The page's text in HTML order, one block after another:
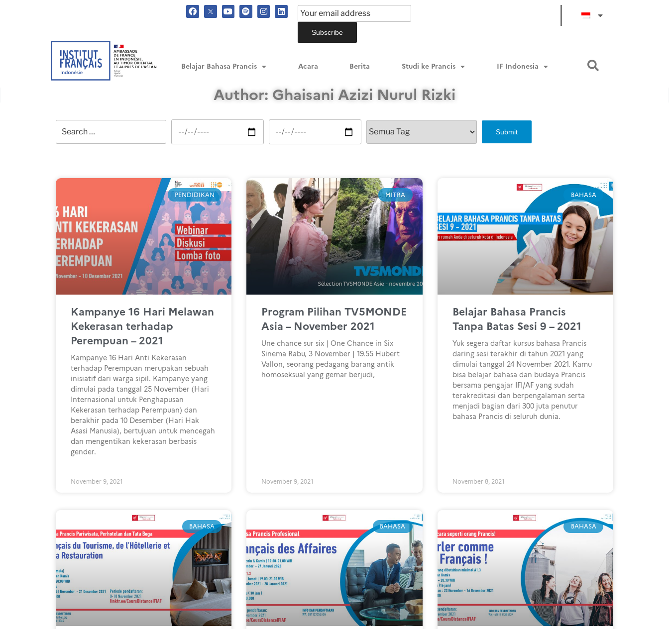
Belajar Bahasa Prancis Acara Berita Studi ke Prancis IF Indonesia
Author: Ghaisani Azizi Nurul Rizki
PENDIDIKAN
Kampanye 16 Hari Melawan
Kekerasan terhadap
Perempuan – 2021
Kampanye 16 Hari Anti Kekerasan
terhadap Perempuan merupakan sebuah
inisiatif dari warga sipil. Kampanye yang
dimulai pada tanggal 25 November (Hari
Internasional untuk Penghapusan
Kekerasan terhadap Perempuan) dan
berakhir pada 10 Desember (Hari Hak
Asasi Manusia), bertujuan untuk mencegah
dan mengentikan kekerasan berbasis
gender.
November 9, 2021
MITRA
Program Pilihan TV5MONDE
Asia – November 2021
Une chance sur six | One Chance in Six
Sinema Rabu, 3 November | 19.55 Hubert
Vallon, seorang pedagang barang antik
homoseksual yang gemar berjudi,
November 9, 2021
BAHASA
Belajar Bahasa Prancis
Tanpa Batas Sesi 9 – 2021
Yuk segera daftar kursus bahasa Prancis
daring sesi terakhir di tahun 2021 yang
dimulai tanggal 24 November 2021. Kamu
bisa belajar bahasa dan budaya Prancis
bersama pengajar IFI/AF yang sudah
terakreditasi dan berpengalaman serta
menjadi bagian dari 300 juta penutur
bahasa Prancis di seluruh dunia.
November 8, 2021
BAHASA BAHASA BAHASA